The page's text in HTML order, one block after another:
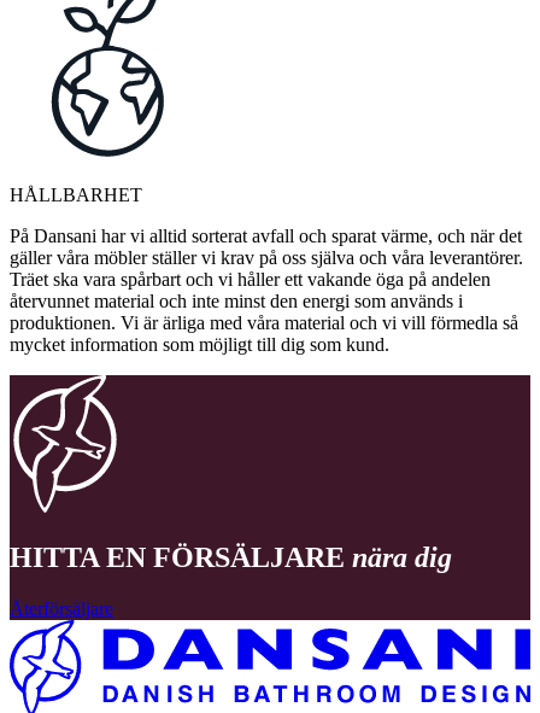
HÅLLBARHET
På Dansani har vi alltid sorterat avfall och sparat värme, och när det
gäller våra möbler ställer vi krav på oss själva och våra leverantörer.
Träet ska vara spårbart och vi håller ett vakande öga på andelen
återvunnet material och inte minst den energi som används i
produktionen. Vi är ärliga med våra material och vi vill förmedla så
mycket information som möjligt till dig som kund.
HITTA EN FÖRSÄLJARE nära dig
Återförsäljare